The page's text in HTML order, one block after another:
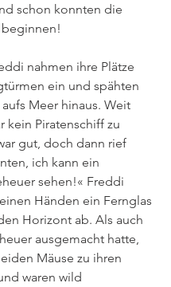
schon konnten die
nahmen ihre Plätze
ein und spähten
Meer hinaus. Weit
kein Piratenschiff zu
gut, doch dann rief
ich kann ein
sehen!« Freddi
Händen ein Fernglas
Horizont ab. Als auch
ausgemacht hatte,
Mäuse zu ihren
waren wild